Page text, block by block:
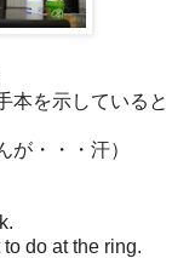
本を示していると
が・・・汗）
do at the ring.